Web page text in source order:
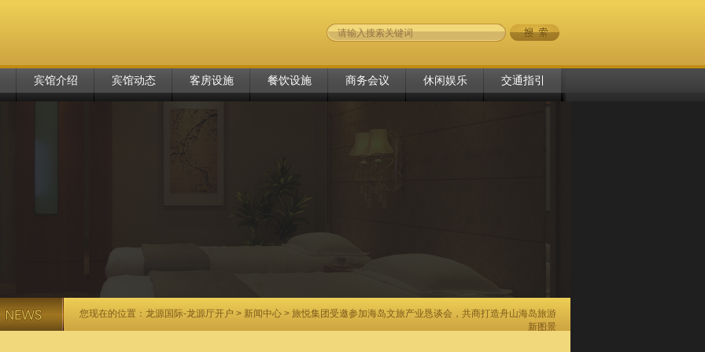
宾馆介绍 宾馆动态 客房设施 餐饮设施 商务会议 休闲娱乐 交通指引
您现在的位置： 龙源国际-龙源厅开户 > 新闻中心 > 旅悦集团受邀参加海岛文旅产业恳谈会，共商打造舟山海岛旅游
新图景